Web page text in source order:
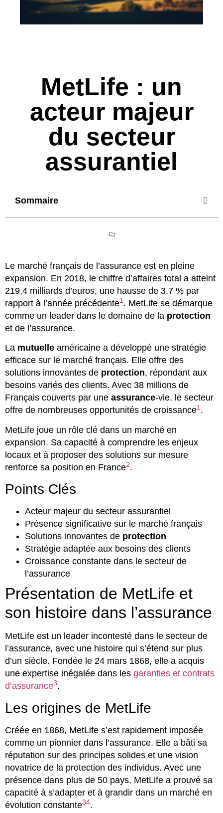
MetLife : un
acteur majeur
du secteur
assurantiel
Sommaire
Le marché français de l’assurance est en pleine
expansion. En 2018, le chiffre d’affaires total a atteint
219,4 milliards d’euros, une hausse de 3,7 % par
rapport à l’année précédente1. MetLife se démarque
comme un leader dans le domaine de la protection
et de l’assurance.
La mutuelle américaine a développé une stratégie
efficace sur le marché français. Elle offre des
solutions innovantes de protection, répondant aux
besoins variés des clients. Avec 38 millions de
Français couverts par une assurance-vie, le secteur
offre de nombreuses opportunités de croissance1 .
MetLife joue un rôle clé dans un marché en
expansion. Sa capacité à comprendre les enjeux
locaux et à proposer des solutions sur mesure
renforce sa position en France2.
Points Clés
Acteur majeur du secteur assurantiel
Présence significative sur le marché français
Solutions innovantes de protection
Stratégie adaptée aux besoins des clients
Croissance constante dans le secteur de
l’assurance
Présentation de MetLife et
son histoire dans l’assurance
MetLife est un leader incontesté dans le secteur de
l’assurance, avec une histoire qui s’étend sur plus
d’un siècle. Fondée le 24 mars 1868, elle a acquis
une expertise inégalée dans les garanties et contrats
d’assurance3.
Les origines de MetLife
Créée en 1868, MetLife s’est rapidement imposée
comme un pionnier dans l’assurance. Elle a bâti sa
réputation sur des principes solides et une vision
novatrice de la protection des individus. Avec une
présence dans plus de 50 pays, MetLife a prouvé sa
capacité à s’adapter et à grandir dans un marché en
évolution constante34.